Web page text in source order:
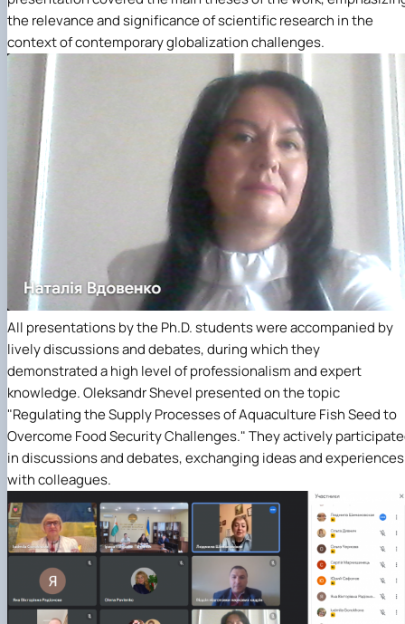
the relevance and significance of scientific research in the
context of contemporary globalization challenges.
All presentations by the Ph.D. students were accompanied by
lively discussions and debates, during which they
demonstrated a high level of professionalism and expert
knowledge. Oleksandr Shevel presented on the topic
"Regulating the Supply Processes of Aquaculture Fish Seed to
Overcome Food Security Challenges." They actively
in discussions and debates, exchanging ideas and experiences
with colleagues.